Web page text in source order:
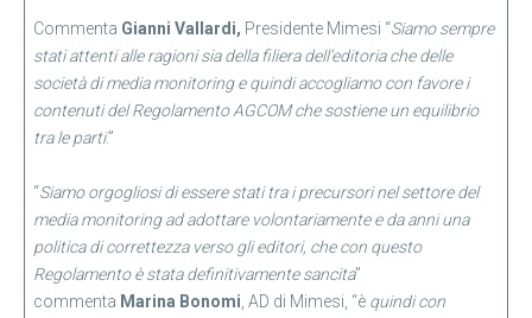
Commenta Gianni Vallardi, Presidente Mimesi “Siamo sempre
stati attenti alle ragioni sia della filiera dell’editoria che delle
società di media monitoring e quindi accogliamo con favore i
contenuti del Regolamento AGCOM che sostiene un equilibrio
tra le parti.”
“Siamo orgogliosi di essere stati tra i precursori nel settore del
media monitoring ad adottare volontariamente e da anni una
politica di correttezza verso gli editori, che con questo
Regolamento è stata definitivamente sancita”
commenta Marina Bonomi , AD di Mimesi, “è quindi con